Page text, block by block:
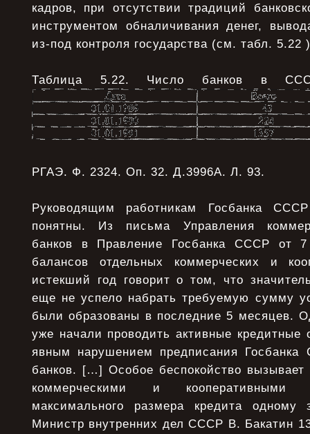
кадров, при отсутствии традиций
инструментом обналичивания денег,
из-под контроля государства (см. табл. 5.22
Таблица 5.22. Число банков в
РГАЭ. Ф. 2324. Оп. 32. Д.3996А. Л. 93.
Руководящим работникам Госбанка
понятны. Из письма Управления
банков в Правление Госбанка СССР от
балансов отдельных коммерческих и
истекший год говорит о том, что
еще не успело набрать требуемую сумму
были образованы в последние 5 месяцев.
уже начали проводить активные кредитные
явным нарушением предписания
банков. […] Особое беспокойство
коммерческими и кооперативными
максимального размера кредита
Министр внутренних дел СССР В. Бакатин